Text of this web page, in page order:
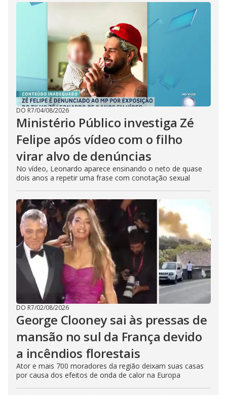
DO R7/04/08/2026
Ministério Público investiga Zé
Felipe após vídeo com o filho
virar alvo de denúncias
No vídeo, Leonardo aparece ensinando o neto de quase
dois anos a repetir uma frase com conotação sexual
DO R7/02/08/2026
George Clooney sai às pressas de
mansão no sul da França devido
a incêndios florestais
Ator e mais 700 moradores da região deixam suas casas
por causa dos efeitos de onda de calor na Europa